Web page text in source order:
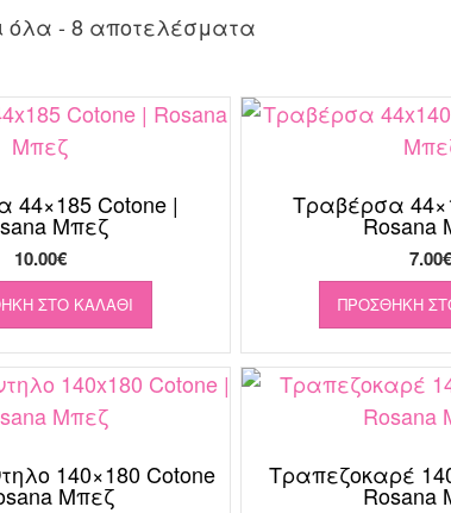
όλα - 8 αποτελέσματα
latest
44×185 Cotone |
Μπεζ
10.00€
ΣΤΟ ΚΑΛΆΘΙ
Τραβέρσα
Rosana
7.00€
ΠΡΟΣΘΉΚΗ
140×180 Cotone
Μπεζ
Τραπεζοκαρέ
Rosana